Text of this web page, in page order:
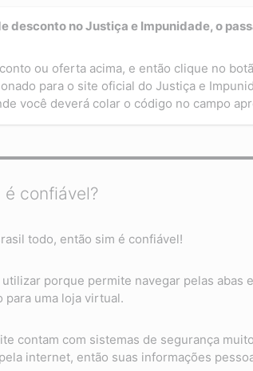
desconto no Justiça e Impunidade, o
ou oferta acima, e então clique no
para o site oficial do Justiça e
você deverá colar o código no campo
confiável?
todo, então sim é confiável!
porque permite navegar pelas abas
para uma loja virtual.
contam com sistemas de segurança
internet, então suas informações